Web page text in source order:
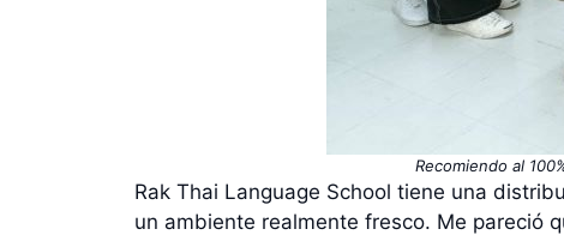
Recomiendo al
Rak Thai Language School tiene una
un ambiente realmente fresco. Me pareció